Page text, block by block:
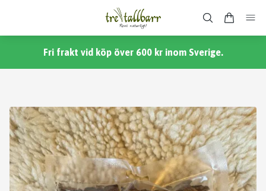
Fri frakt vid köp över 600 kr inom Sverige.